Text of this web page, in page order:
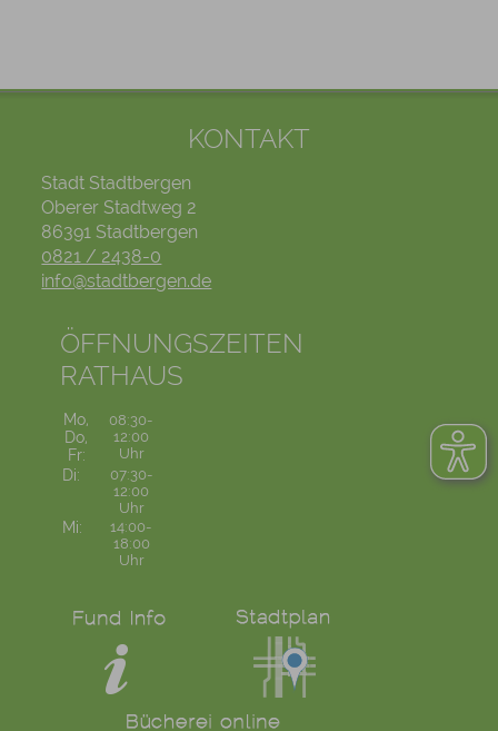
KONTAKT
Stadt Stadtbergen
Oberer Stadtweg 2
86391 Stadtbergen
0821 / 2438-0
info@stadtbergen.de
ÖFFNUNGSZEITEN
RATHAUS
Mo,
Do,
Fr:
08:30-
12:00
Uhr
Di:
07:30-
12:00
Uhr
Mi:
14:00-
18:00
Uhr